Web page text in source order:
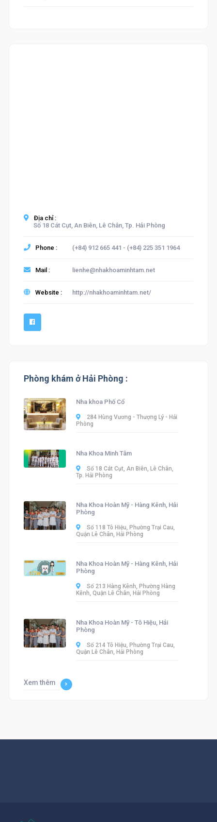
Địa chỉ :
Số 18 Cát Cụt, An Biên, Lê Chân, Tp. Hải Phòng
Phone : (+84) 912 665 441 - (+84) 225 351 1964
Mail : lienhe@nhakhoaminhtam.net
Website : http://nhakhoaminhtam.net/
Phòng khám ở Hải Phòng :
Nha khoa Phố Cổ
284 Hùng Vương - Thượng Lý - Hải
Phòng
Nha Khoa Minh Tâm
Số 18 Cát Cụt, An Biên, Lê Chân,
Tp. Hải Phòng
Nha Khoa Hoàn Mỹ - Hàng Kênh, Hải
Phòng
Số 118 Tô Hiệu, Phường Trại Cau,
Quận Lê Chân, Hải Phòng
Nha Khoa Hoàn Mỹ - Hàng Kênh, Hải
Phòng
Số 213 Hàng Kênh, Phường Hàng
Kênh, Quận Lê Chân, Hải Phòng
Nha Khoa Hoàn Mỹ - Tô Hiệu, Hải
Phòng
Số 214 Tô Hiệu, Phường Trại Cau,
Quận Lê Chân, Hải Phòng
Xem thêm